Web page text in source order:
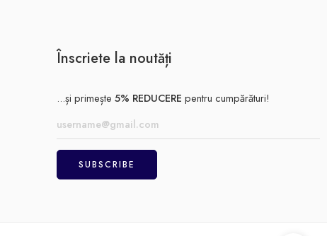
Înscriete la noutăți
...și primește 5% REDUCERE pentru cumpărături!